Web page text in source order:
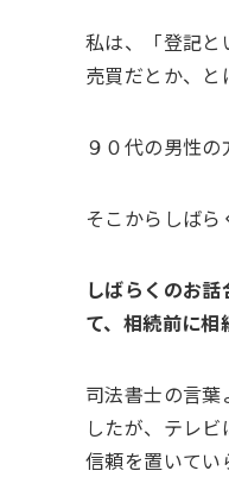
私は、「登記
売買だとか、と
９０代の男性
そこからしばら
しばらくのお
て、相続前に相
司法書士の言
したが、テレ
信頼を置いてい